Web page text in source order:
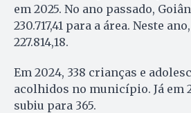
em 2025. No ano passado,
230.717,41 para a área. Neste
227.814,18.
Em 2024, 338 crianças e
acolhidos no município. Já em
subiu para 365.